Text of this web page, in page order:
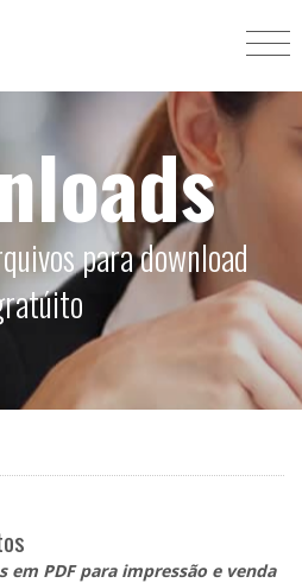
para download
em PDF para impressão e venda